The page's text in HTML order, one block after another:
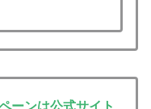
ーンは公式サイト